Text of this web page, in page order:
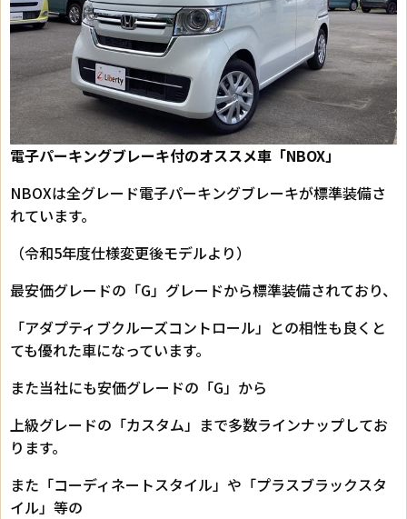
電子パーキングブレーキ付のオススメ車「NBOX」
NBOXは全グレード電子パーキングブレーキが標準装備さ
れています。
（令和5年度仕様変更後モデルより）
最安価グレードの「G」グレードから標準装備されており、
「アダプティブクルーズコントロール」との相性も良くと
ても優れた車になっています。
また当社にも安価グレードの「G」から
上級グレードの「カスタム」まで多数ラインナップしてお
ります。
また「コーディネートスタイル」や「プラスブラックスタ
イル」等の